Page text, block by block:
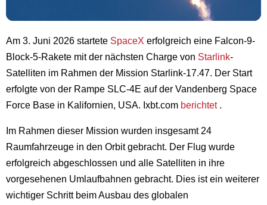
Am 3. Juni 2026 startete SpaceX erfolgreich eine Falcon-9-
Block-5-Rakete mit der nächsten Charge von Starlink-
Satelliten im Rahmen der Mission Starlink-17.47. Der Start
erfolgte von der Rampe SLC-4E auf der Vandenberg Space
Force Base in Kalifornien, USA. Ixbt.com berichtet.
Im Rahmen dieser Mission wurden insgesamt 24
Raumfahrzeuge in den Orbit gebracht. Der Flug wurde
erfolgreich abgeschlossen und alle Satelliten in ihre
vorgesehenen Umlaufbahnen gebracht. Dies ist ein weiterer
wichtiger Schritt beim Ausbau des globalen